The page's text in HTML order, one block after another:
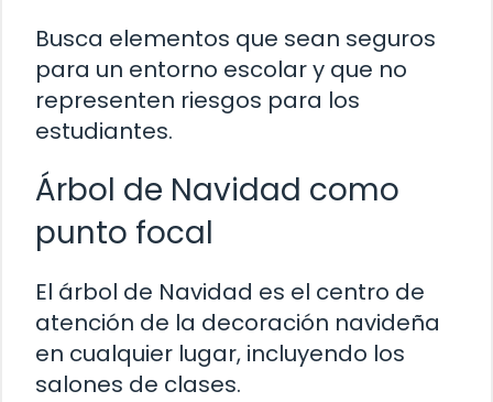
Busca elementos que sean seguros
para un entorno escolar y que no
representen riesgos para los
estudiantes.
Árbol de Navidad como
punto focal
El árbol de Navidad es el centro de
atención de la decoración navideña
en cualquier lugar, incluyendo los
salones de clases.